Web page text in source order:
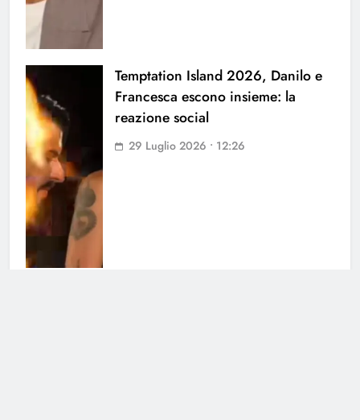
Temptation Island 2026, Danilo e
Francesca escono insieme: la
reazione social
29 Luglio 2026 • 12:26